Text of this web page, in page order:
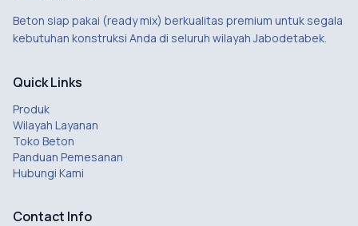
Beton siap pakai (ready mix) berkualitas premium untuk segala
kebutuhan konstruksi Anda di seluruh wilayah Jabodetabek.
Quick Links
Produk
Wilayah Layanan
Toko Beton
Panduan Pemesanan
Hubungi Kami
Contact Info